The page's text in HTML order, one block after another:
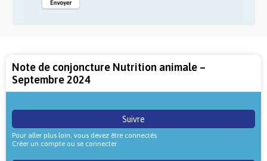
Note de conjoncture Nutrition animale –
Septembre 2024
Suivre
Pour aller plus loin, vous devez être connectés
Créer un compte ou se connecter